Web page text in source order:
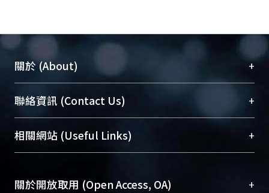
關於 (About) +
臺大位居世界頂尖大學之列，為永久珍藏及向國際
展現本校豐碩的研究成果及學術能量，圖書館整合
機構典藏（NTUR）與學術庫（AH）不同功能平
台，成為臺大學術典藏NTU scholars。期能整合研
成果。
聯絡資訊 (Contact Us) +
總館學科館員(Main Library)
醫學圖書館學科館員(Medical Library)
Sciences Library)
相關網站 (Useful Links) +
關於開放取用 (Open Access, OA) +